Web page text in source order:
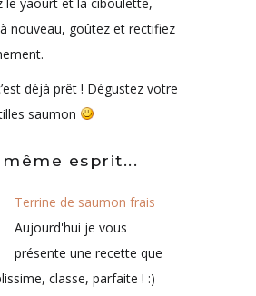
nouveau, goûtez et rectifiez
déjà prêt ! Dégustez votre
saumon
esprit...
Terrine de saumon frais
Aujourd'hui je vous
présente une recette que
classe, parfaite ! :)